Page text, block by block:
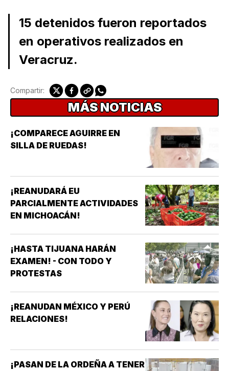
15 detenidos fueron reportados
en operativos realizados en
Veracruz.
Compartir:
MÁS NOTICIAS
¡COMPARECE AGUIRRE EN
SILLA DE RUEDAS!
¡REANUDARÁ EU
PARCIALMENTE ACTIVIDADES
EN MICHOACÁN!
¡HASTA TIJUANA HARÁN
EXAMEN! - CON TODO Y
PROTESTAS
¡REANUDAN MÉXICO Y PERÚ
RELACIONES!
¡PASAN DE LA ORDEÑA A TENER